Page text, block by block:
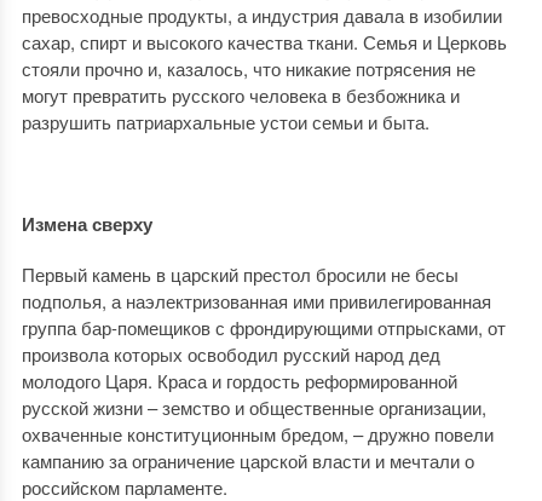
превосходные продукты, а индустрия давала в изобилии
сахар, спирт и высокого качества ткани. Семья и Церковь
стояли прочно и, казалось, что никакие потрясения не
могут превратить русского человека в безбожника и
разрушить патриархальные устои семьи и быта.
Измена сверху
Первый камень в царский престол бросили не бесы
подполья, а наэлектризованная ими привилегированная
группа бар-помещиков с фрондирующими отпрысками, от
произвола которых освободил русский народ дед
молодого Царя. Краса и гордость реформированной
русской жизни – земство и общественные организации,
охваченные конституционным бредом, – дружно повели
кампанию за ограничение царской власти и мечтали о
российском парламенте.